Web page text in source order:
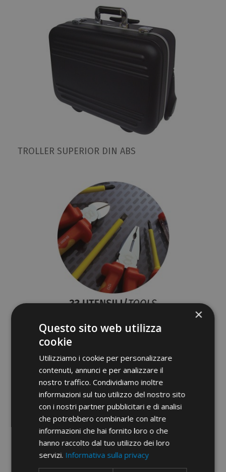
TROLLER SUPERIOR DIN ABS
SET DE UNELTE · 33 PCS
×
Questo sito web utilizza
cookie
Utilizziamo i cookie per personalizzare
contenuti, annunci e per analizzare il
nostro traffico. Condividiamo inoltre
informazioni sul tuo utilizzo del nostro sito
con i nostri partner pubblicitari e di analisi
che potrebbero combinarle con altre
informazioni che hai fornito loro o che
hanno raccolto dal tuo utilizzo dei loro
servizi. Informativa sulla privacy